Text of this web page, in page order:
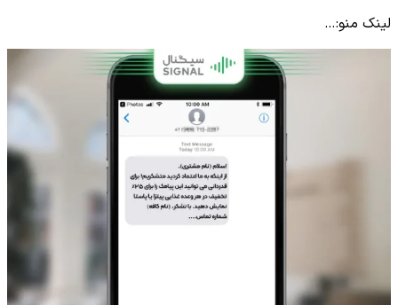
لینک منو:…